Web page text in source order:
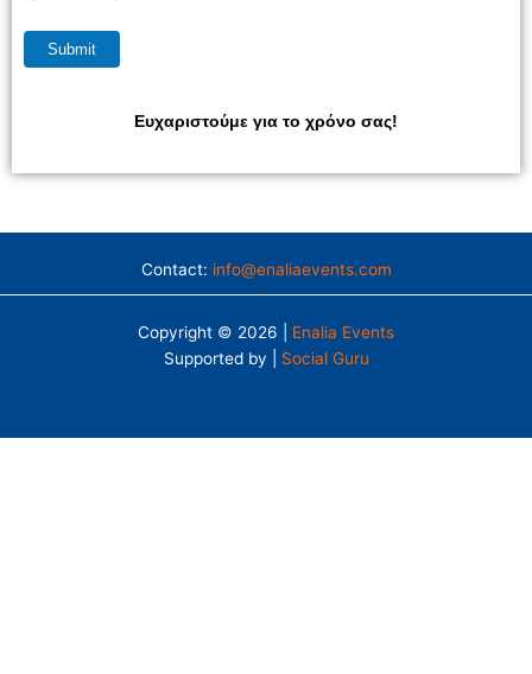
Submit
Ευχαριστούμε για το χρόνο σας!
Contact: info@enaliaevents.com
Copyright © 2026 | Enalia Events
Supported by | Social Guru